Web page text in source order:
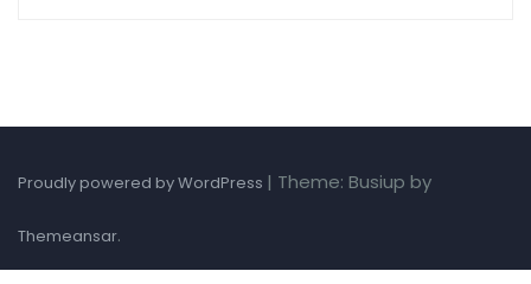
Proudly powered by WordPress | Theme: Busiup by
Themeansar.